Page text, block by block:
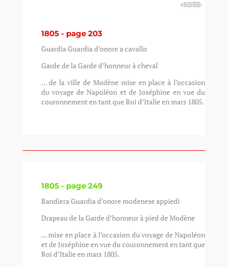
1805 - page 203
Guardia Guardia d’onore a cavallo
Garde de la Garde d’honneur à cheval
… de la ville de Modène mise en place à l’occasion
du voyage de Napoléon et de Joséphine en vue du
couronnement en tant que Roi d’Italie en mars 1805.
1805 - page 249
Bandiera Guardia d’onore modenese appiedi
Drapeau de la Garde d’honneur à pied de Modène
… mise en place à l’occasion du voyage de Napoléon
et de Joséphine en vue du couronnement en tant que
Roi d’Italie en mars 1805.